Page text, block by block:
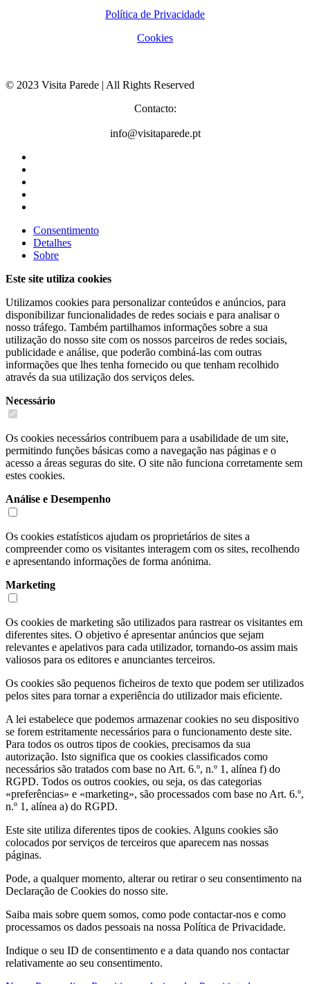
Política de Privacidade
Cookies
© 2023 Visita Parede | All Rights Reserved
Contacto:
info@visitaparede.pt
Consentimento
Detalhes
Sobre
Este site utiliza cookies
Utilizamos cookies para personalizar conteúdos e anúncios, para
disponibilizar funcionalidades de redes sociais e para analisar o
nosso tráfego. Também partilhamos informações sobre a sua
utilização do nosso site com os nossos parceiros de redes sociais,
publicidade e análise, que poderão combiná-las com outras
informações que lhes tenha fornecido ou que tenham recolhido
através da sua utilização dos serviços deles.
Necessário
Os cookies necessários contribuem para a usabilidade de um site,
permitindo funções básicas como a navegação nas páginas e o
acesso a áreas seguras do site. O site não funciona corretamente sem
estes cookies.
Análise e Desempenho
Os cookies estatísticos ajudam os proprietários de sites a
compreender como os visitantes interagem com os sites, recolhendo
e apresentando informações de forma anónima.
Marketing
Os cookies de marketing são utilizados para rastrear os visitantes em
diferentes sites. O objetivo é apresentar anúncios que sejam
relevantes e apelativos para cada utilizador, tornando-os assim mais
valiosos para os editores e anunciantes terceiros.
Os cookies são pequenos ficheiros de texto que podem ser utilizados
pelos sites para tornar a experiência do utilizador mais eficiente.
A lei estabelece que podemos armazenar cookies no seu dispositivo
se forem estritamente necessários para o funcionamento deste site.
Para todos os outros tipos de cookies, precisamos da sua
autorização. Isto significa que os cookies classificados como
necessários são tratados com base no Art. 6.º, n.º 1, alínea f) do
RGPD. Todos os outros cookies, ou seja, os das categorias
«preferências» e «marketing», são processados com base no Art. 6.º,
n.º 1, alínea a) do RGPD.
Este site utiliza diferentes tipos de cookies. Alguns cookies são
colocados por serviços de terceiros que aparecem nas nossas
páginas.
Pode, a qualquer momento, alterar ou retirar o seu consentimento na
Declaração de Cookies do nosso site.
Saiba mais sobre quem somos, como pode contactar-nos e como
processamos os dados pessoais na nossa Política de Privacidade.
Indique o seu ID de consentimento e a data quando nos contactar
relativamente ao seu consentimento.